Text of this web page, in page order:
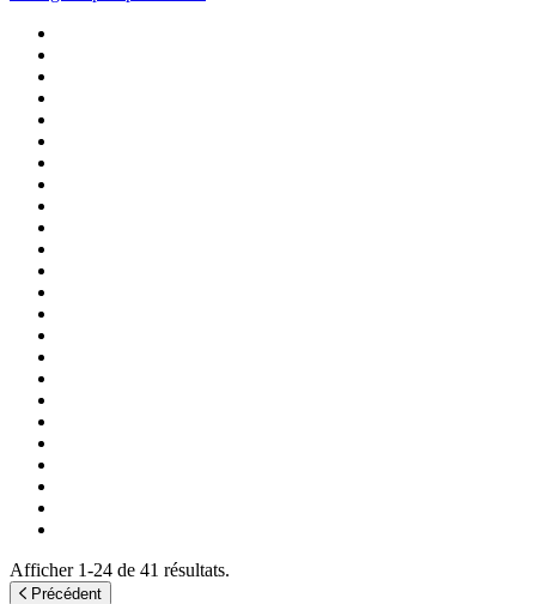
Afficher 1-24 de 41 résultats.
Précédent